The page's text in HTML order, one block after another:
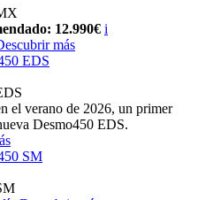
12.990€ i
más
EDS
el verano de 2026, un primer
Desmo450 EDS.
SM